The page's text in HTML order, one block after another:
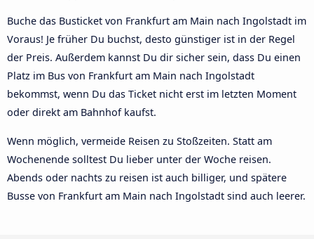
Buche das Busticket von Frankfurt am Main nach Ingolstadt im
Voraus! Je früher Du buchst, desto günstiger ist in der Regel
der Preis. Außerdem kannst Du dir sicher sein, dass Du einen
Platz im Bus von Frankfurt am Main nach Ingolstadt
bekommst, wenn Du das Ticket nicht erst im letzten Moment
oder direkt am Bahnhof kaufst.
Wenn möglich, vermeide Reisen zu Stoßzeiten. Statt am
Wochenende solltest Du lieber unter der Woche reisen.
Abends oder nachts zu reisen ist auch billiger, und spätere
Busse von Frankfurt am Main nach Ingolstadt sind auch leerer.